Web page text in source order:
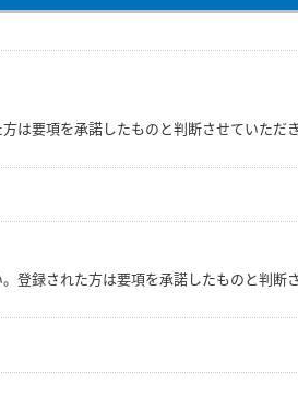
は要項を承諾したものと判断させていただ
登録された方は要項を承諾したものと判断